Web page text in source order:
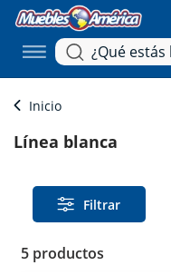
Inicio
Línea blanca
Filtrar
5 productos